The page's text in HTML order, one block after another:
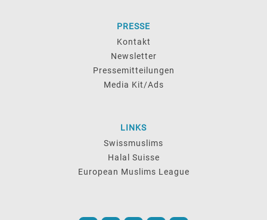
PRESSE
Kontakt
Newsletter
Pressemitteilungen
Media Kit/Ads
LINKS
Swissmuslims
Halal Suisse
European Muslims League